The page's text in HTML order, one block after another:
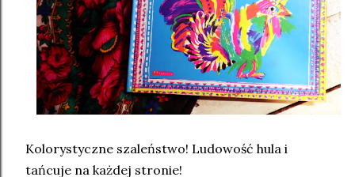
Kolorystyczne szaleństwo! Ludowość hula i
tańcuje na każdej stronie!